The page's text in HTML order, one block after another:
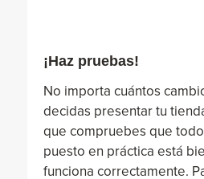
¡Haz pruebas!
No importa cuántos
decidas presentar tu
que compruebes que
puesto en práctica está
funciona correctamente.